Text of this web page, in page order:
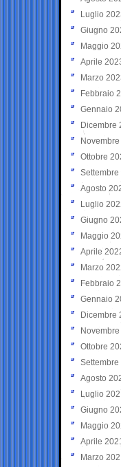
Luglio
Giugno
Maggio
Aprile
Marzo
Febbraio
Gennaio
Dicembre
Ottobre
Settembre
Agosto
Luglio
Giugno
Maggio
Aprile
Marzo
Febbraio
Gennaio
Dicembre
Ottobre
Settembre
Agosto
Luglio
Giugno
Maggio
Aprile
Marzo